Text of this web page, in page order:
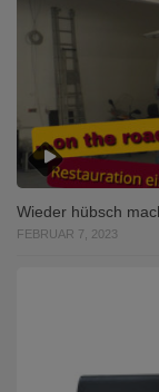
Wieder hübsch
FEBRUAR 7, 2023